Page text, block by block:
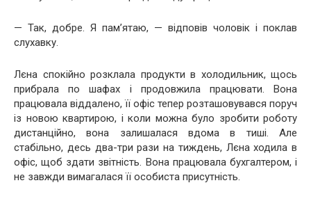
— Так, добре. Я пам’ятаю, — відповів чоловік і поклав
слухавку.
Лєна спокійно розклала продукти в холодильник, щось
прибрала по шафах і продовжила працювати. Вона
працювала віддалено, її офіс тепер розташовувався поруч
із новою квартирою, і коли можна було зробити роботу
дистанційно, вона залишалася вдома в тиші. Але
стабільно, десь два-три рази на тиждень, Лєна ходила в
офіс, щоб здати звітність. Вона працювала бухгалтером, і
не завжди вимагалася її особиста присутність.